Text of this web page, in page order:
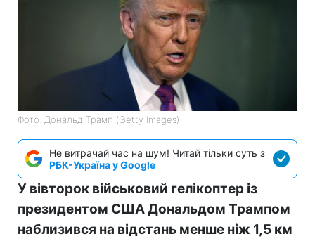
Фото: Дональд Трамп (Getty Images)
Не витрачай час на шум! Читай тільки суть з
РБК-Україна у Google
У вівторок військовий гелікоптер із
президентом США Дональдом Трампом
наблизився на відстань менше ніж 1,5 км